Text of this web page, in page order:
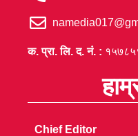
क. प्रा. लि. द. नं. :
Chief Editor